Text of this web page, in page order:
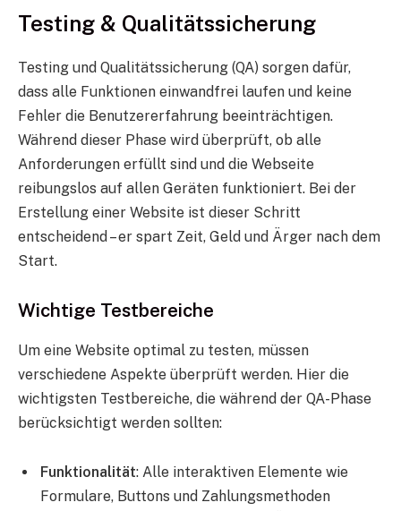
Testing & Qualitätssicherung
Testing und Qualitätssicherung (QA) sorgen dafür,
dass alle Funktionen einwandfrei laufen und keine
Fehler die Benutzererfahrung beeinträchtigen.
Während dieser Phase wird überprüft, ob alle
Anforderungen erfüllt sind und die Webseite
reibungslos auf allen Geräten funktioniert. Bei der
Erstellung einer Website ist dieser Schritt
entscheidend – er spart Zeit, Geld und Ärger nach dem
Start.
Wichtige Testbereiche
Um eine Website optimal zu testen, müssen
verschiedene Aspekte überprüft werden. Hier die
wichtigsten Testbereiche, die während der QA-Phase
berücksichtigt werden sollten:
Funktionalität: Alle interaktiven Elemente wie
Formulare, Buttons und Zahlungsmethoden